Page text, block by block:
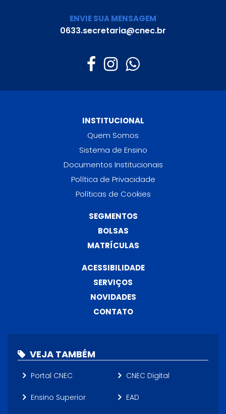
ENVIE SUA MENSAGEM
0633.secretaria@cnec.br
INSTITUCIONAL
Quem Somos
Sistema de Ensino
Documentos Institucionais
Política de Privacidade
Políticas de Cookies
SEGMENTOS
BOLSAS
MATRÍCULAS
ACESSIBILIDADE
SERVIÇOS
NOVIDADES
CONTATO
VEJA TAMBÉM
Portal CNEC CNEC Digital
Ensino Superior EAD